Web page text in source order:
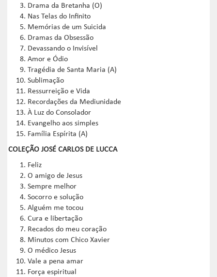
Drama da Bretanha (O)
Nas Telas do Infinito
Memórias de um Suicida
Dramas da Obsessão
Devassando o Invisível
Amor e Ódio
Tragédia de Santa Maria (A)
Sublimação
Ressurreição e Vida
Recordações da Mediunidade
À Luz do Consolador
Evangelho aos simples
Família Espírita (A)
COLEÇÃO JOSÉ CARLOS DE LUCCA
Feliz
O amigo de Jesus
Sempre melhor
Socorro e solução
Alguém me tocou
Cura e libertação
Recados do meu coração
Minutos com Chico Xavier
O médico Jesus
Vale a pena amar
Força espiritual